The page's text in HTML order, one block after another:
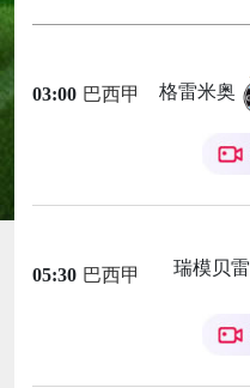
03:00 巴西甲 格雷米奥
05:30 巴西甲 瑞模贝雷